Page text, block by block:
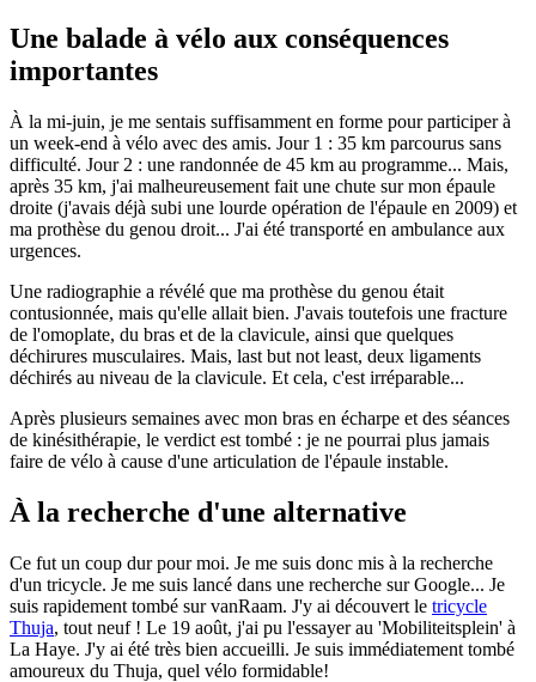
Une balade à vélo aux conséquences
importantes
À la mi-juin, je me sentais suffisamment en forme pour participer à
un week-end à vélo avec des amis. Jour 1 : 35 km parcourus sans
difficulté. Jour 2 : une randonnée de 45 km au programme... Mais,
après 35 km, j'ai malheureusement fait une chute sur mon épaule
droite (j'avais déjà subi une lourde opération de l'épaule en 2009) et
ma prothèse du genou droit... J'ai été transporté en ambulance aux
urgences.
Une radiographie a révélé que ma prothèse du genou était
contusionnée, mais qu'elle allait bien. J'avais toutefois une fracture
de l'omoplate, du bras et de la clavicule, ainsi que quelques
déchirures musculaires. Mais, last but not least, deux ligaments
déchirés au niveau de la clavicule. Et cela, c'est irréparable...
Après plusieurs semaines avec mon bras en écharpe et des séances
de kinésithérapie, le verdict est tombé : je ne pourrai plus jamais
faire de vélo à cause d'une articulation de l'épaule instable.
À la recherche d'une alternative
Ce fut un coup dur pour moi. Je me suis donc mis à la recherche
d'un tricycle. Je me suis lancé dans une recherche sur Google... Je
suis rapidement tombé sur vanRaam. J'y ai découvert le tricycle
Thuja, tout neuf ! Le 19 août, j'ai pu l'essayer au 'Mobiliteitsplein' à
La Haye. J'y ai été très bien accueilli. Je suis immédiatement tombé
amoureux du Thuja, quel vélo formidable!